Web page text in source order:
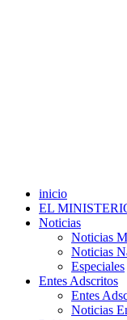
inicio
EL
Noticias
Noticias
Noticias
Especiales
Entes Adscritos
Entes
Noticias